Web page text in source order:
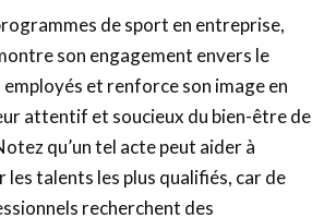
de sport en entreprise,
son engagement envers le
et renforce son image en
attentif et soucieux du bien-être de
qu’un tel acte peut aider à
talents les plus qualifiés, car de
recherchent des